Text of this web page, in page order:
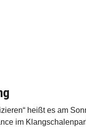
heißt es am
im